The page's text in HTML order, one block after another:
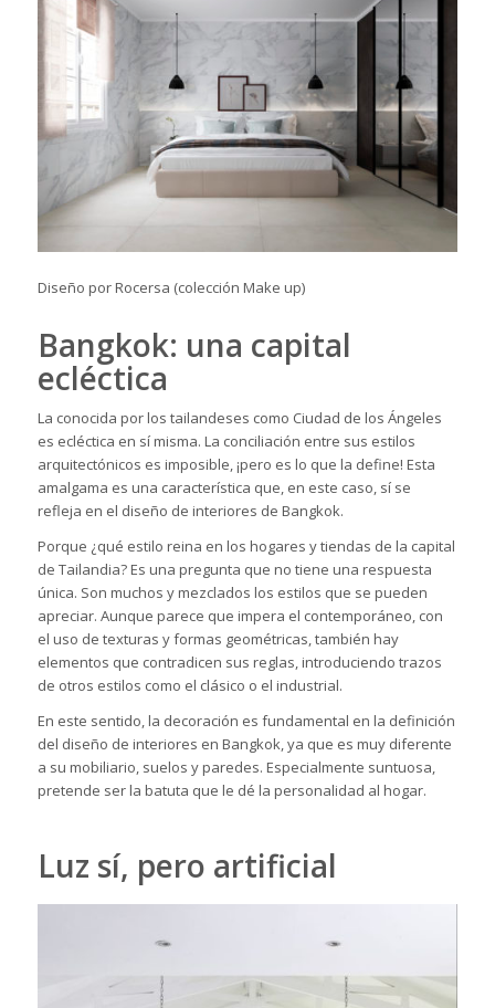
Diseño por Rocersa (colección Make up)
Bangkok: una capital
ecléctica
La conocida por los tailandeses como Ciudad de los Ángeles
es ecléctica en sí misma. La conciliación entre sus estilos
arquitectónicos es imposible, ¡pero es lo que la define! Esta
amalgama es una característica que, en este caso, sí se
refleja en el diseño de interiores de Bangkok.
Porque ¿qué estilo reina en los hogares y tiendas de la capital
de Tailandia? Es una pregunta que no tiene una respuesta
única. Son muchos y mezclados los estilos que se pueden
apreciar. Aunque parece que impera el contemporáneo, con
el uso de texturas y formas geométricas, también hay
elementos que contradicen sus reglas, introduciendo trazos
de otros estilos como el clásico o el industrial.
En este sentido, la decoración es fundamental en la definición
del diseño de interiores en Bangkok, ya que es muy diferente
a su mobiliario, suelos y paredes. Especialmente suntuosa,
pretende ser la batuta que le dé la personalidad al hogar.
Luz sí, pero artificial